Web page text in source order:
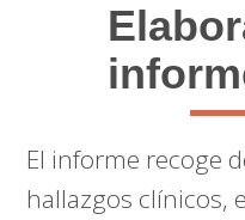
El informe recoge
hallazgos clínicos,